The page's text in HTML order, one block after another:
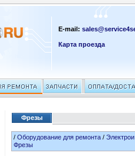
E-mail:
Карта проезда
Фрезы
/Оборудование для ремонта /
Фрезы